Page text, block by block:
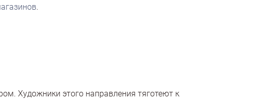
.
Художники этого направления тяготеют к